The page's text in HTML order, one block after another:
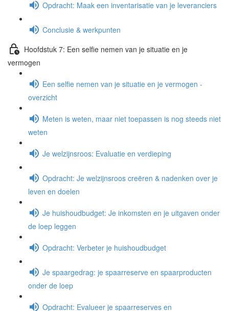
Opdracht: Maak een inventarisatie van je leveranciers
Conclusie & werkpunten
Hoofdstuk 7: Een selfie nemen van je situatie en je
vermogen
Een selfie nemen van je situatie en je vermogen -
overzicht
Meten is weten, maar niet toepassen is nog steeds niet
weten
Je welzijnsroos: Evaluatie en verdieping
Opdracht: Je welzijnsroos creëren & nadenken over je
leven en doelen
Je huishoudbudget: Je inkomsten en je uitgaven onder
de loep leggen
Opdracht: Verbeter je huishoudbudget
Je spaargedrag: je spaarreserve en spaarproducten
onder de loep
Opdracht: Evalueer je spaarreserves en